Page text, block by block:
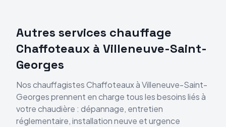
Autres services chauffage
Chaffoteaux à Villeneuve-Saint-
Georges
Nos chauffagistesChaffoteauxàVilleneuve-Saint-
Georgesprennent en charge tous les besoins liés à
votre chaudière : dépannage, entretien
réglementaire, installation neuve et urgence